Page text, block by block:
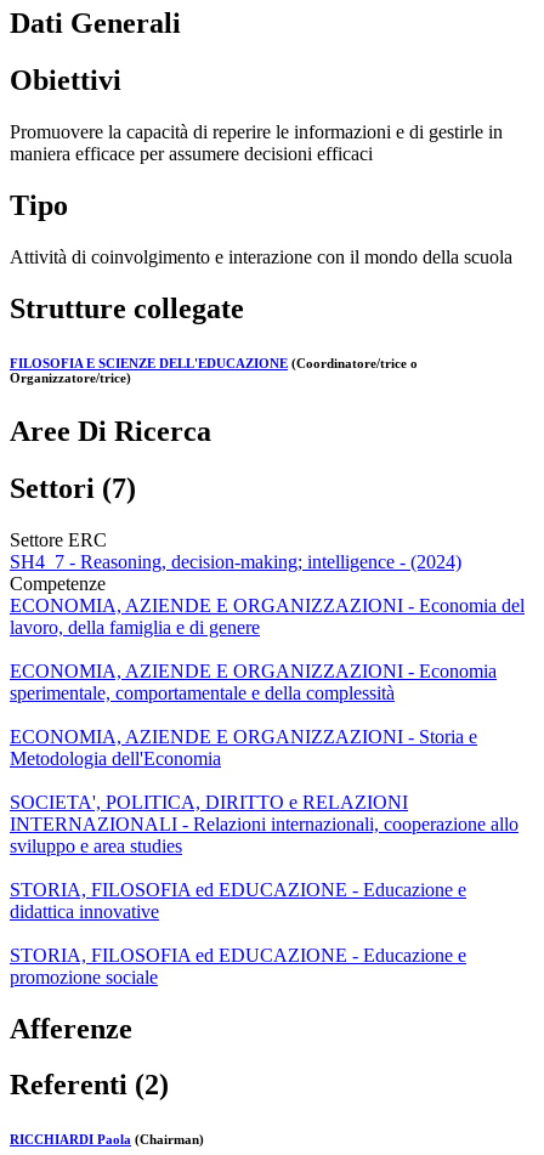
Dati Generali
Obiettivi
Promuovere la capacità di reperire le informazioni e di gestirle in
maniera efficace per assumere decisioni efficaci
Tipo
Attività di coinvolgimento e interazione con il mondo della scuola
Strutture collegate
FILOSOFIA E SCIENZE DELL'EDUCAZIONE (Coordinatore/trice o
Organizzatore/trice)
Aree Di Ricerca
Settori (7)
Settore ERC
SH4_7 - Reasoning, decision-making; intelligence - (2024)
Competenze
ECONOMIA, AZIENDE E ORGANIZZAZIONI - Economia del
lavoro, della famiglia e di genere
ECONOMIA, AZIENDE E ORGANIZZAZIONI - Economia
sperimentale, comportamentale e della complessità
ECONOMIA, AZIENDE E ORGANIZZAZIONI - Storia e
Metodologia dell'Economia
SOCIETA', POLITICA, DIRITTO e RELAZIONI
INTERNAZIONALI - Relazioni internazionali, cooperazione allo
sviluppo e area studies
STORIA, FILOSOFIA ed EDUCAZIONE - Educazione e
didattica innovative
STORIA, FILOSOFIA ed EDUCAZIONE - Educazione e
promozione sociale
Afferenze
Referenti (2)
RICCHIARDI Paola (Chairman)